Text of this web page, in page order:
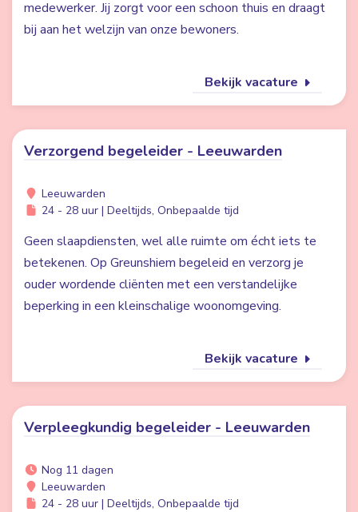
medewerker. Jij zorgt voor een schoon thuis en draagt
bij aan het welzijn van onze bewoners.
Bekijk vacature
Verzorgend begeleider - Leeuwarden
Leeuwarden
24 - 28 uur | Deeltijds, Onbepaalde tijd
Geen slaapdiensten, wel alle ruimte om écht iets te
betekenen. Op Greunshiem begeleid en verzorg je
ouder wordende cliënten met een verstandelijke
beperking in een kleinschalige woonomgeving.
Bekijk vacature
Verpleegkundig begeleider - Leeuwarden
Nog 11 dagen
Leeuwarden
24 - 28 uur | Deeltijds, Onbepaalde tijd